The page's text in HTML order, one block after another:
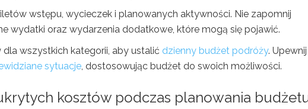
wstępu, wycieczek i planowanych aktywności. Nie zapomnij
wydatki oraz wydarzenia dodatkowe, które mogą się pojawić.
wszystkich kategorii, aby ustalić dzienny budżet podróży. Upewnij
sytuacje , dostosowując budżet do swoich możliwości.
kosztów podczas planowania